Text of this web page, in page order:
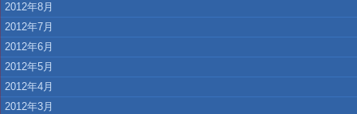
2012年8月
2012年7月
2012年6月
2012年5月
2012年4月
2012年3月